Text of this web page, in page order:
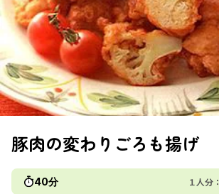
豚肉の変わりごろも揚げ
40分 １人分：